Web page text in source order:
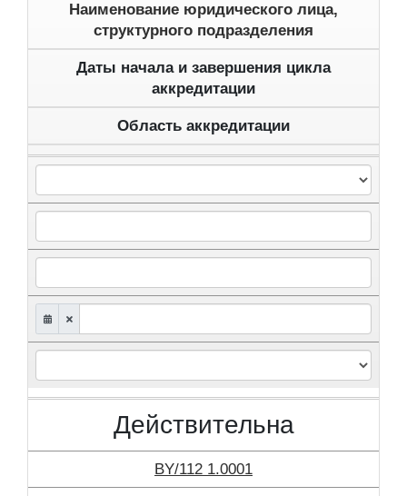
Наименование юридического лица,
структурного подразделения
Даты начала и завершения цикла
аккредитации
Область аккредитации
Действительна
BY/112 1.0001